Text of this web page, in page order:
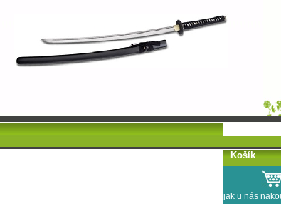
Košík
jak u nás